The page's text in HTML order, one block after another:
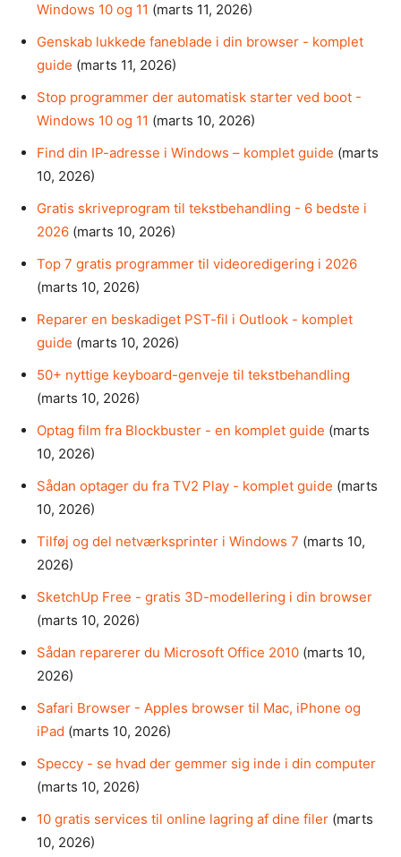
Windows 10 og 11 (marts 11, 2026)
Genskab lukkede faneblade i din browser - komplet
guide (marts 11, 2026)
Stop programmer der automatisk starter ved boot -
Windows 10 og 11 (marts 10, 2026)
Find din IP-adresse i Windows – komplet guide (marts
10, 2026)
Gratis skriveprogram til tekstbehandling - 6 bedste i
2026 (marts 10, 2026)
Top 7 gratis programmer til videoredigering i 2026
(marts 10, 2026)
Reparer en beskadiget PST-fil i Outlook - komplet
guide (marts 10, 2026)
50+ nyttige keyboard-genveje til tekstbehandling
(marts 10, 2026)
Optag film fra Blockbuster - en komplet guide (marts
10, 2026)
Sådan optager du fra TV2 Play - komplet guide (marts
10, 2026)
Tilføj og del netværksprinter i Windows 7 (marts 10,
2026)
SketchUp Free - gratis 3D-modellering i din browser
(marts 10, 2026)
Sådan reparerer du Microsoft Office 2010 (marts 10,
2026)
Safari Browser - Apples browser til Mac, iPhone og
iPad (marts 10, 2026)
Speccy - se hvad der gemmer sig inde i din computer
(marts 10, 2026)
10 gratis services til online lagring af dine filer (marts
10, 2026)